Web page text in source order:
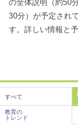
ブックマークした
の全体説明（約50
30分）が予定され
す。詳しい情報と予
すべて
教育の
トレンド